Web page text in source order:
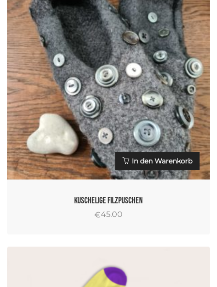
In den Warenkorb
Kuschelige Filzpuschen
€45.00